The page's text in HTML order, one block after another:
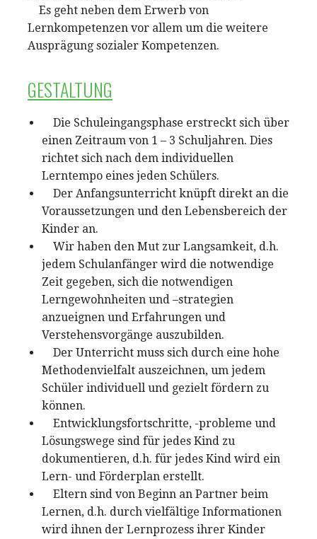
Es geht neben dem Erwerb von
Lernkompetenzen vor allem um die weitere
Ausprägung sozialer Kompetenzen.
GESTALTUNG
Die Schuleingangsphase erstreckt sich über
einen Zeitraum von 1 – 3 Schuljahren. Dies
richtet sich nach dem individuellen
Lerntempo eines jeden Schülers.
Der Anfangsunterricht knüpft direkt an die
Voraussetzungen und den Lebensbereich der
Kinder an.
Wir haben den Mut zur Langsamkeit, d.h.
jedem Schulanfänger wird die notwendige
Zeit gegeben, sich die notwendigen
Lerngewohnheiten und –strategien
anzueignen und Erfahrungen und
Verstehensvorgänge auszubilden.
Der Unterricht muss sich durch eine hohe
Methodenvielfalt auszeichnen, um jedem
Schüler individuell und gezielt fördern zu
können.
Entwicklungsfortschritte, -probleme und
Lösungswege sind für jedes Kind zu
dokumentieren, d.h. für jedes Kind wird ein
Lern- und Förderplan erstellt.
Eltern sind von Beginn an Partner beim
Lernen, d.h. durch vielfältige Informationen
wird ihnen der Lernprozess ihrer Kinder